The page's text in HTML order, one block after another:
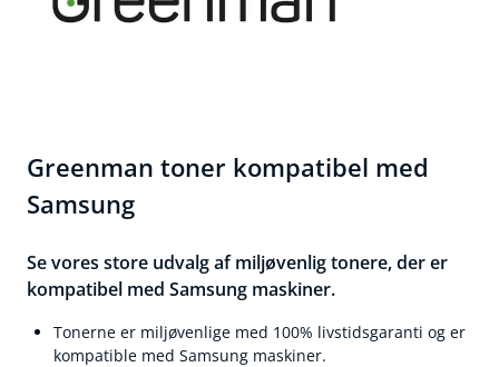
Greenman toner kompatibel med
Samsung
Se vores store udvalg af miljøvenlig tonere, der er
kompatibel med Samsung maskiner.
Tonerne er miljøvenlige med 100% livstidsgaranti og er
kompatible med Samsung maskiner.